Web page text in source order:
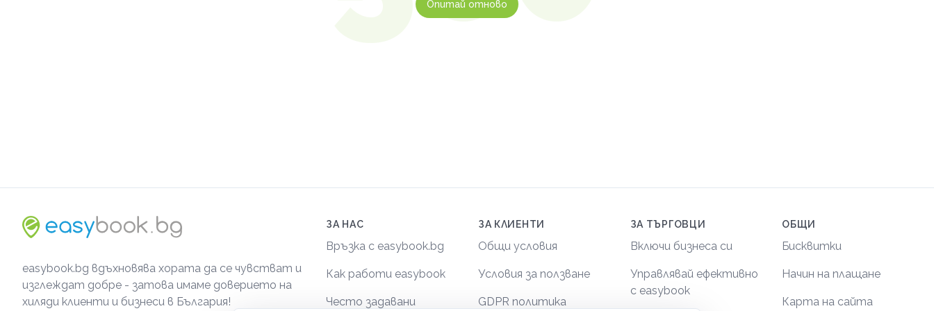
Опитай отново
easybook.bg вдъхновява хората да се чувстват и
изглеждат добре - затова имаме доверието на
хиляди клиенти и бизнеси в България!
ЗА НАС
Връзка с easybook.bg
Как работи easybook
Често задавани
ЗА КЛИЕНТИ
Общи условия
Условия за ползване
GDPR политика
ЗА ТЪРГОВЦИ
Включи бизнеса си
Управлявай ефективно
с easybook
ОБЩИ
Бисквитки
Начин на плащане
Карта на сайта